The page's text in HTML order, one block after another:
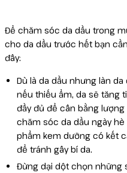
Để chăm sóc da dầu trong
cho da dầu trước hết bạn
đây:
Dù là da dầu nhưng làn
nếu thiếu ẩm, da sẽ tăng
đầy đủ để cân bằng
chăm sóc da dầu ngày
phẩm kem dưỡng có kết
để tránh gây bí da.
Đừng dại dột chọn những